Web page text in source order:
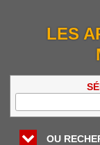
LES
OU